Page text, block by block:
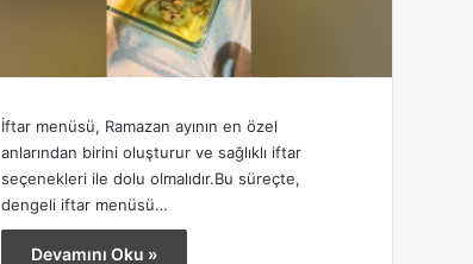
İftar menüsü, Ramazan ayının en özel
anlarından birini oluşturur ve sağlıklı iftar
seçenekleri ile dolu olmalıdır.Bu süreçte,
dengeli iftar menüsü…
Devamını Oku »